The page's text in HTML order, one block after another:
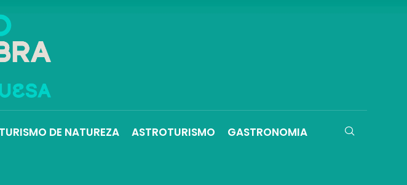
TURISMO DE NATUREZA ASTROTURISMO GASTRONOMIA